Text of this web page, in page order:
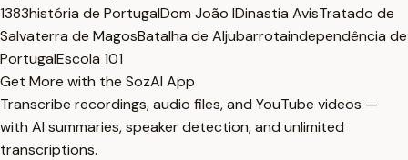
1383história de PortugalDom João IDinastia AvisTratado de
Salvaterra de MagosBatalha de Aljubarrotaindependência de
PortugalEscola 101
Get More with the SozAI App
Transcribe recordings, audio files, and YouTube videos —
with AI summaries, speaker detection, and unlimited
transcriptions.